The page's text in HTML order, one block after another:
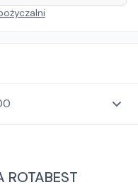
ROTABEST